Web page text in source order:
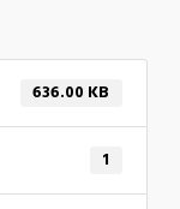
636.00 KB
1